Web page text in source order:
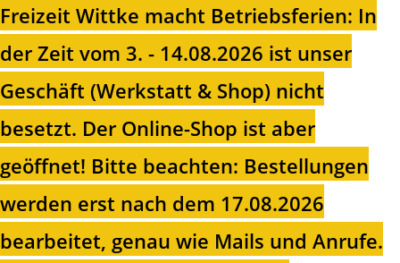
Freizeit Wittke macht Betriebsferien: In
der Zeit vom 3. - 14.08.2026 ist unser
Geschäft (Werkstatt & Shop) nicht
besetzt. Der Online-Shop ist aber
geöffnet! Bitte beachten: Bestellungen
werden erst nach dem 17.08.2026
bearbeitet, genau wie Mails und Anrufe.